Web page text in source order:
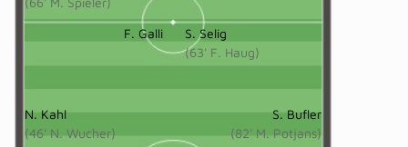
F. Galli
S. Selig
(63' F. Haug)
N. Kahl
(46' N. Wucher)
S. Bufler
(82' M. Potjans)